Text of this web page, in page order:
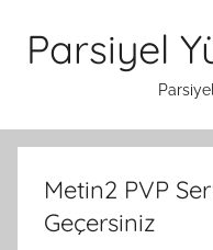
Parsiyel
Metin2 PVP
Geçersiniz